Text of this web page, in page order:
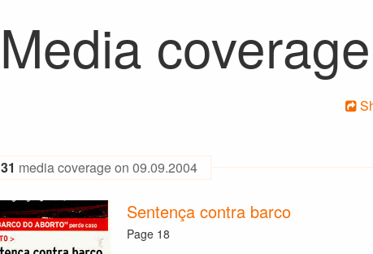
Media
31 media coverage on 09.09.2004
Sentença contra barco
Page 18